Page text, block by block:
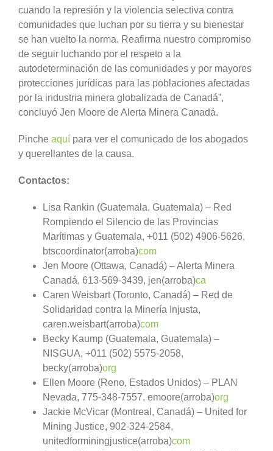
cuando la represión y la violencia selectiva contra
comunidades que luchan por su tierra y su bienestar
se han vuelto la norma. Reafirma nuestro compromiso
de seguir luchando por el respeto a la
autodeterminación de las comunidades y por mayores
protecciones jurídicas para las poblaciones afectadas
por la industria minera globalizada de Canadá”,
concluyó Jen Moore de Alerta Minera Canadá.
Pinche aquí para ver el comunicado de los abogados
y querellantes de la causa.
Contactos:
Lisa Rankin (Guatemala, Guatemala) – Red
Rompiendo el Silencio de las Provincias
Marítimas y Guatemala, +011 (502) 4906-5626,
btscoordinator(arroba)com
Jen Moore (Ottawa, Canadá) – Alerta Minera
Canadá, 613-569-3439, jen(arroba)ca
Caren Weisbart (Toronto, Canadá) – Red de
Solidaridad contra la Minería Injusta,
caren.weisbart(arroba)com
Becky Kaump (Guatemala, Guatemala) –
NISGUA, +011 (502) 5575-2058,
becky(arroba)org
Ellen Moore (Reno, Estados Unidos) – PLAN
Nevada, 775-348-7557, emoore(arroba)org
Jackie McVicar (Montreal, Canadá) – United for
Mining Justice, 902-324-2584,
unitedforminingjustice(arroba)com